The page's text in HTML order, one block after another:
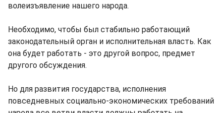
волеизъявление нашего народа.
Необходимо, чтобы был стабильно работающий
законодательный орган и исполнительная власть. Как
она будет работать - это другой вопрос, предмет
другого обсуждения.
Но для развития государства, исполнения
повседневных социально-экономических требований